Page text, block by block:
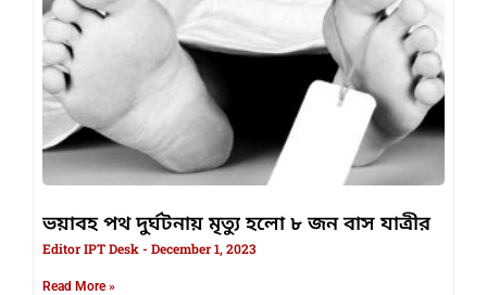
ভয়াবহ পথ দুর্ঘটনায় মৃত্যু হলো ৮ জন বাস যাত্রীর
Editor IPT Desk December 1, 2023
Read More »